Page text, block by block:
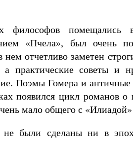
философов помещались
«Пчела», был очень
отчетливо заметен
практические советы и
Поэмы Гомера и античные
появился цикл романов о
мало общего с
не были сделаны ни в